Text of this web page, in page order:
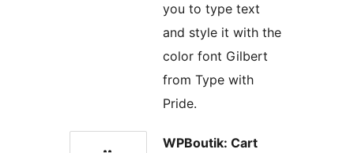
you to type text
and style it with the
color font Gilbert
from Type with
Pride.
WPBoutik: Cart